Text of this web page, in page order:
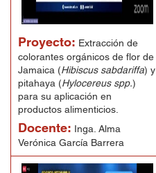
Proyecto: Extracción de
colorantes orgánicos de flor de
Jamaica (Hibiscus sabdariffa) y
pitahaya (Hylocereus spp.)
para su aplicación en
productos alimenticios.
Docente: Inga. Alma
Verónica García Barrera